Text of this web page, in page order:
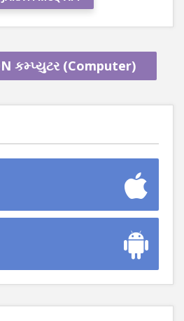
કમ્પ્યુટર (Computer)